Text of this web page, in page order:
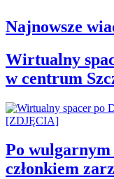
Najnowsze
Wirtualny
w centrum
Po
członkiem